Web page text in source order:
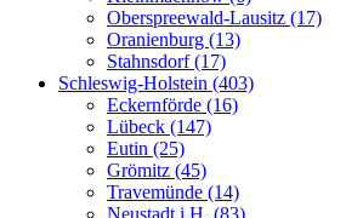
Oberspreewald-Lausitz (17)
Oranienburg (13)
Stahnsdorf (17)
Schleswig-Holstein (403)
Eckernförde (16)
Lübeck (147)
Eutin (25)
Grömitz (45)
Travemünde (14)
Neustadt i.H. (83)